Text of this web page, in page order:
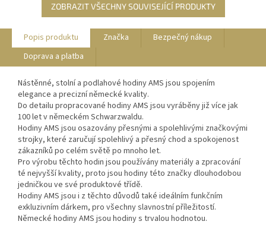
ZOBRAZIT VŠECHNY SOUVISEJÍCÍ PRODUKTY
Popis produktu Značka
Bezpečný nákup
Doprava a platba
Nástěnné, stolní a podlahové hodiny AMS jsou spojením
elegance a precizní německé kvality.
Do detailu propracované hodiny AMS jsou vyráběny již více jak
100 let v německém Schwarzwaldu.
Hodiny AMS jsou osazovány přesnými a spolehlivými značkovými
strojky, které zaručují spolehlivý a přesný chod a spokojenost
zákazníků po celém světě po mnoho let.
Pro výrobu těchto hodin jsou používány materiály a zpracování
té nejvyšší kvality, proto jsou hodiny této značky dlouhodobou
jedničkou ve své produktové třídě.
Hodiny AMS jsou i z těchto důvodů také ideálním funkčním
exkluzivním dárkem, pro všechny slavnostní příležitostí.
Německé hodiny AMS jsou hodiny s trvalou hodnotou.